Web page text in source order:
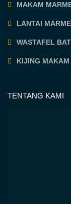
MAKAM
LANTAI
WASTAFEL
KIJING
TENTANG KAMI